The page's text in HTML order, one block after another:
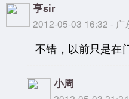
亨sir
2012-05-03 16:32 - 广
不错，以前只是在
小周